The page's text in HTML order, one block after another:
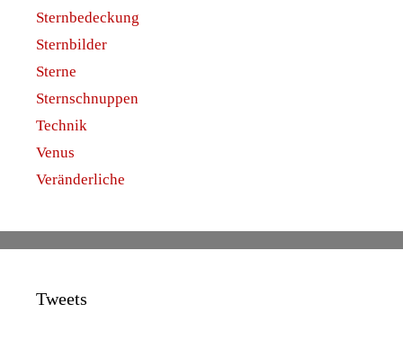
Sternbedeckung
Sternbilder
Sterne
Sternschnuppen
Technik
Venus
Veränderliche
Tweets